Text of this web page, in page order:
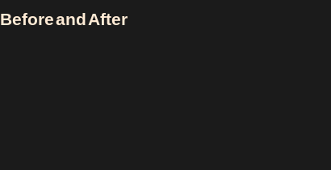
Before and After